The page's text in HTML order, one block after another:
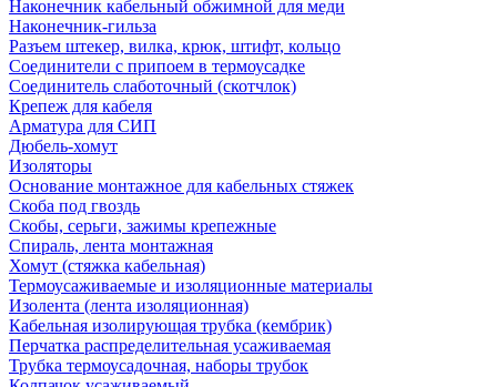
Наконечник кабельный обжимной для меди
Наконечник-гильза
Разъем штекер, вилка, крюк, штифт, кольцо
Соединители с припоем в термоусадке
Соединитель слаботочный (скотчлок)
Крепеж для кабеля
Арматура для СИП
Дюбель-хомут
Изоляторы
Основание монтажное для кабельных стяжек
Скоба под гвоздь
Скобы, серьги, зажимы крепежные
Спираль, лента монтажная
Хомут (стяжка кабельная)
Термоусаживаемые и изоляционные материалы
Изолента (лента изоляционная)
Кабельная изолирующая трубка (кембрик)
Перчатка распределительная усаживаемая
Трубка термоусадочная, наборы трубок